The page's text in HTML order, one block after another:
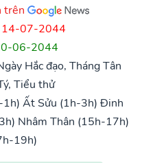
trên
14-07-2044
06-2044
Hắc đạo, Tháng Tân
Tiểu thử
1h) Ất Sửu (1h-3h) Đinh
Nhâm Thân (15h-17h)
19h)